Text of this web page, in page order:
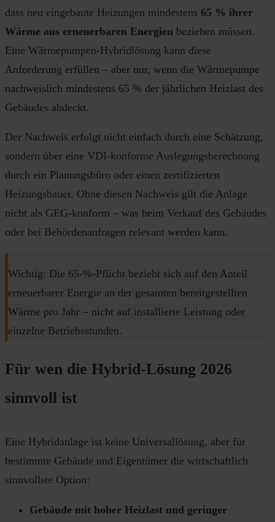
dass neu eingebaute Heizungen mindestens 65 % ihrer
Wärme aus erneuerbaren Energien beziehen müssen.
Eine Wärmepumpen-Hybridlösung kann diese
Anforderung erfüllen – aber nur, wenn die Wärmepumpe
nachweislich mindestens 65 % der jährlichen Heizlast des
Gebäudes abdeckt.
Der Nachweis erfolgt nicht einfach durch eine Schätzung,
sondern über eine VDI-konforme Auslegungsberechnung
durch ein Planungsbüro oder einen zertifizierten
Heizungsbauer. Ohne diesen Nachweis gilt die Anlage
nicht als GEG-konform – was beim Verkauf des Gebäudes
oder bei Behördenanfragen relevant werden kann.
Wichtig: Die 65-%-Pflicht bezieht sich auf den Anteil
erneuerbarer Energie an der gesamten bereitgestellten
Wärme pro Jahr – nicht auf installierte Leistung oder
einzelne Betriebsstunden.
Für wen die Hybrid-Lösung 2026
sinnvoll ist
Eine Hybridanlage ist keine Universallösung, aber für
bestimmte Gebäude und Eigentümer die wirtschaftlich
sinnvollste Option:
Gebäude mit hoher Heizlast und geringer